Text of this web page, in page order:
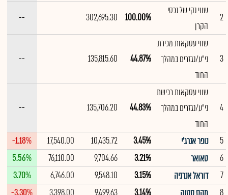
2
שווי נקי של נכסי
הקרן
100.00%
302,695.30
--
3
שווי עסקאות מכירת
ני"ע/נגזרים במהלך
החוד
44.87%
135,815.60
--
4
שווי עסקאות רכישת
ני"ע/נגזרים במהלך
החוד
44.83%
135,706.20
--
5 נופר אנרג'י 3.45%
10,435.72
17,540.00
-1.18%
6
טאואר 3.21%
9,704.66
76,110.00
5.56%
7
דוראל אנרגיה 3.15%
9,548.10
6,746.00
3.70%